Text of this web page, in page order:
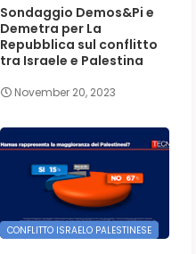
Sondaggio Demos&Pi e
Demetra per La
Repubblica sul conflitto
tra Israele e Palestina
November 20, 2023
CONFLITTO ISRAELO PALESTINESE